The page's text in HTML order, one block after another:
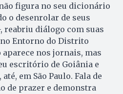
figura no seu dicionário
o desenrolar de seus
diálogo com suas
Entorno do Distrito
aparece nos jornais, mas
escritório de Goiânia e
em São Paulo. Fala de
de prazer e demonstra